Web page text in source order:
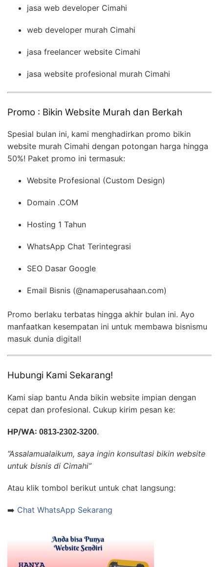
jasa web developer Cimahi
web developer murah Cimahi
jasa freelancer website Cimahi
jasa website profesional murah Cimahi
Promo : Bikin Website Murah dan Berkah
Spesial bulan ini, kami menghadirkan promo bikin
website murah Cimahi dengan potongan harga hingga
50%! Paket promo ini termasuk:
Website Profesional (Custom Design)
Domain .COM
Hosting 1 Tahun
WhatsApp Chat Terintegrasi
SEO Dasar Google
Email Bisnis (@namaperusahaan.com)
Promo berlaku terbatas hingga akhir bulan ini. Ayo
manfaatkan kesempatan ini untuk membawa bisnismu
masuk dunia digital!
Hubungi Kami Sekarang!
Kami siap bantu Anda bikin website impian dengan
cepat dan profesional. Cukup kirim pesan ke:
HP/WA: 0813-2302-3200.
“Assalamualaikum, saya ingin konsultasi bikin website
untuk bisnis di Cimahi”
Atau klik tombol berikut untuk chat langsung:
➡️ Chat WhatsApp Sekarang